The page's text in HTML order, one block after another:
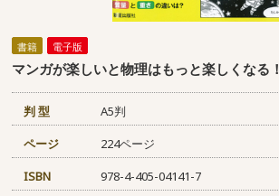
書籍 電子版
マンガが楽しいと物理はもっと楽しくなる！
判 型
A5判
ページ
224ページ
ISBN
978-4-405-04141-7